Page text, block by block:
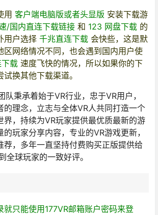
用 客户端电脑版或者头显版 安装下载游
/国内直连下载链接 和 123 网盘下载 的
用户选择 千兆直连下载 会快些，这是默
区网络情况不同，也会遇到国内用户使
载 速度飞快的情况，所以如果你的下
换其他下载渠道。
队秉承着始于VR行业，忠于VR用户，
的理念，立志与全体VR人共同打造一个
界，持续为VR玩家提供最优质最新的游
玩家分享内容，专业的VR游戏更新，
荐，多年一直坚持付费购买正版提供给
全球玩家的一致好评。
就只能使用177VR邮箱账户密码来登